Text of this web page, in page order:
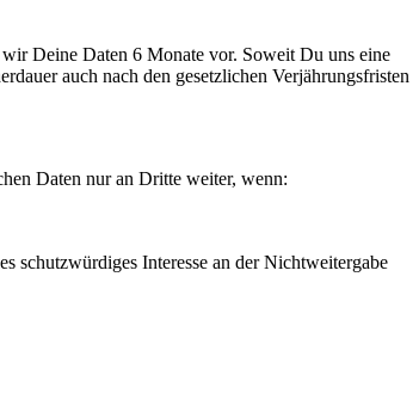
Deine Daten 6 Monate vor. Soweit Du uns eine
auch nach den gesetzlichen Verjährungsfristen
Daten nur an Dritte weiter, wenn:
schutzwürdiges Interesse an der Nichtweitergabe